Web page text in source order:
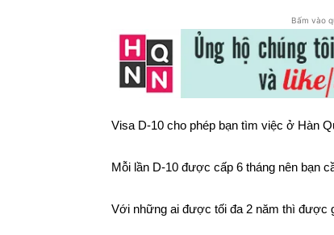
Bấm vào
Visa D-10 cho phép bạn tìm việc ở Hàn
Mỗi lần D-10 được cấp 6 tháng nên bạn
Với những ai được tối đa 2 năm thì được